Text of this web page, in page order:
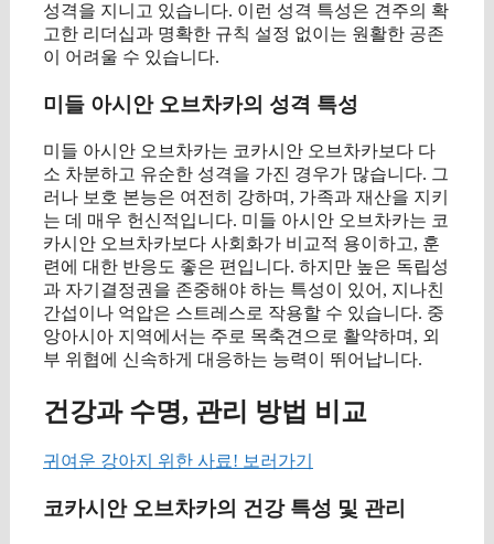
성격을 지니고 있습니다. 이런 성격 특성은 견주의 확
고한 리더십과 명확한 규칙 설정 없이는 원활한 공존
이 어려울 수 있습니다.
미들 아시안 오브차카의 성격 특성
미들 아시안 오브차카는 코카시안 오브차카보다 다
소 차분하고 유순한 성격을 가진 경우가 많습니다. 그
러나 보호 본능은 여전히 강하며, 가족과 재산을 지키
는 데 매우 헌신적입니다. 미들 아시안 오브차카는 코
카시안 오브차카보다 사회화가 비교적 용이하고, 훈
련에 대한 반응도 좋은 편입니다. 하지만 높은 독립성
과 자기결정권을 존중해야 하는 특성이 있어, 지나친
간섭이나 억압은 스트레스로 작용할 수 있습니다. 중
앙아시아 지역에서는 주로 목축견으로 활약하며, 외
부 위협에 신속하게 대응하는 능력이 뛰어납니다.
건강과 수명, 관리 방법 비교
귀여운 강아지 위한 사료! 보러가기
코카시안 오브차카의 건강 특성 및 관리